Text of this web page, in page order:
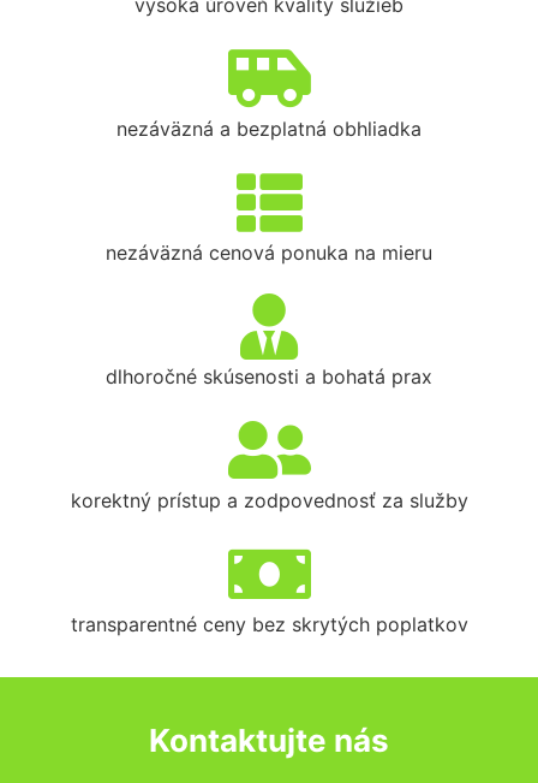
nezáväzná a bezplatná obhliadka
nezáväzná cenová ponuka na mieru
dlhoročné skúsenosti a bohatá prax
korektný prístup a zodpovednosť za služby
transparentné ceny bez skrytých poplatkov
Kontaktujte nás